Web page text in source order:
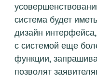
система будет
дизайн
с системой еще
функции,
позволят